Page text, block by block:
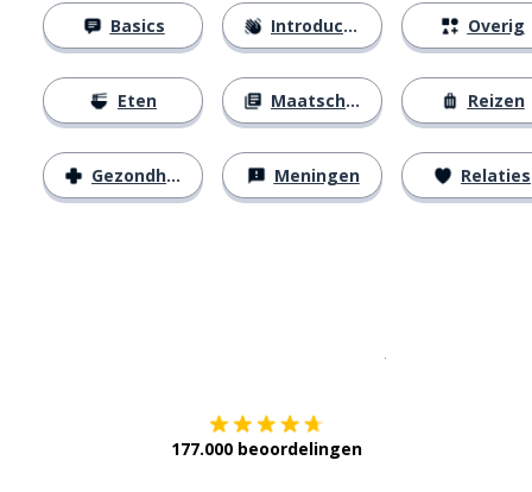
Basics
Eten
Gezondheid
Introducties
Maatschappij
Meningen
Overig
Reizen
Relaties
177.000 beoordelingen